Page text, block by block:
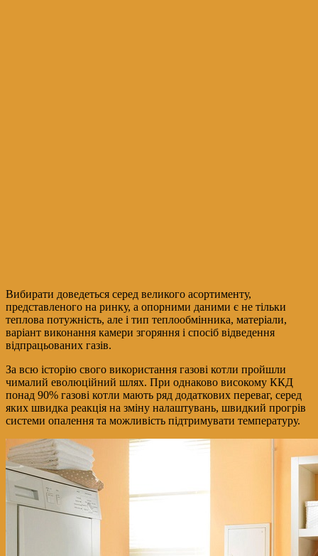
Вибирати доведеться серед великого асортименту,
представленого на ринку, а опорними даними є не тільки
теплова потужність, але і тип теплообмінника, матеріали,
варіант виконання камери згоряння і спосіб відведення
відпрацьованих газів.
За всю історію свого використання газові котли пройшли
чималий еволюційний шлях. При однаково високому ККД
понад 90% газові котли мають ряд додаткових переваг, серед
яких швидка реакція на зміну налаштувань, швидкий прогрів
системи опалення та можливість підтримувати температуру.